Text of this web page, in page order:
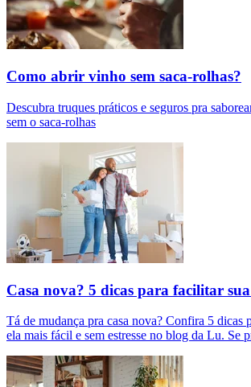
Como abrir vinho sem saca-rolhas?
Descubra truques práticos e seguros pra
sem o saca-rolhas
Casa nova? 5 dicas para facilitar
Tá de mudança pra casa nova? Confira 5 dicas
ela mais fácil e sem estresse no blog da Lu. Se